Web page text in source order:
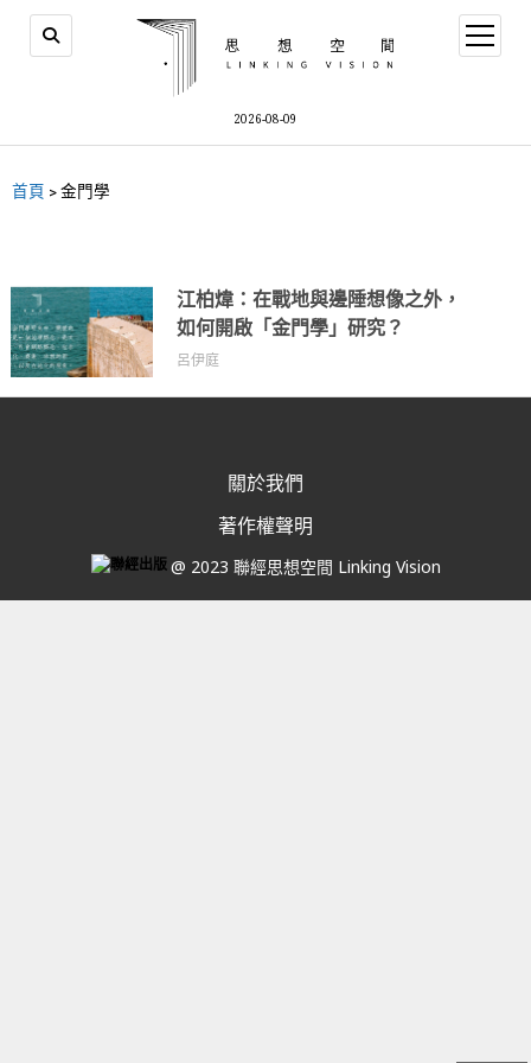
2026-08-09
首頁 >金門學
江柏煒：在戰地與邊陲想像之外，
如何開啟「金門學」研究？
呂伊庭
關於我們
著作權聲明
@ 2023 聯經思想空間 Linking Vision